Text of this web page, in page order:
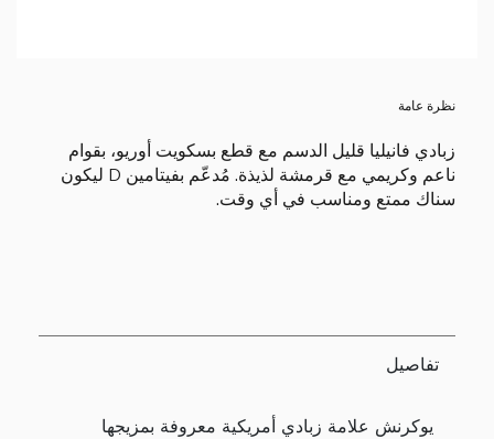
نظرة عامة
زبادي فانيليا قليل الدسم مع قطع بسكويت أوريو، بقوام
ناعم وكريمي مع قرمشة لذيذة. مُدعّم بفيتامين D ليكون
سناك ممتع ومناسب في أي وقت.
تفاصيل
يوكرنش علامة زبادي أمريكية معروفة بمزيجها